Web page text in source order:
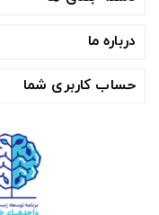
درباره ما
حساب کاربری شما